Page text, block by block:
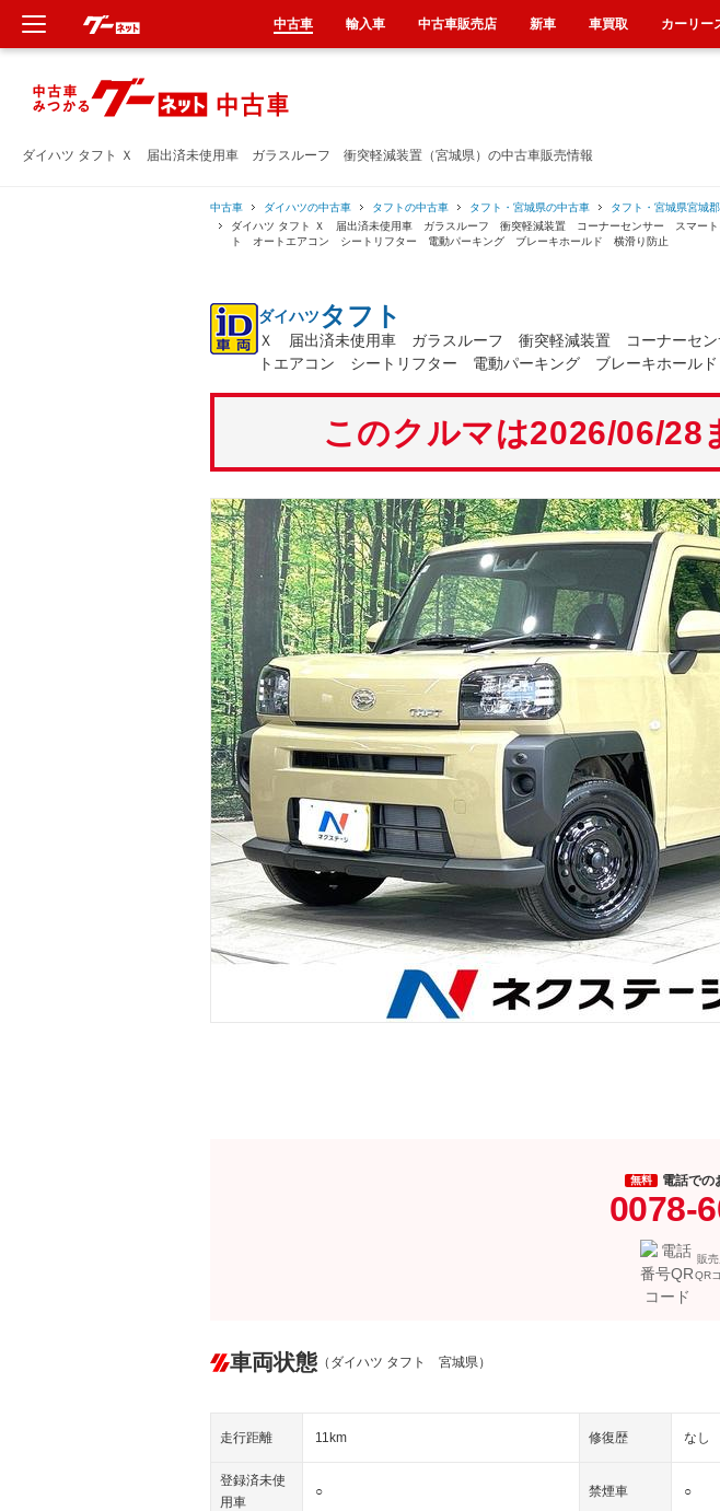
ダイハツ タフト Ｘ 届出済未使用車 ガラスルーフ 衝突軽減装置（宮城県）の中古車販売情報
中古車 ダイハツの中古車 タフトの中古車 タフト・宮城県の中古車
タフト・宮城県宮城
ダイハツ タフト Ｘ 届出済未使用車 ガラスルーフ 衝突軽減装置 コーナーセンサー スマー
ト オートエアコン シートリフター 電動パーキング ブレーキホールド 横滑り防止
ダイハツタフト
Ｘ 届出済未使用車 ガラスルーフ 衝突軽減装置 コーナーセ
トエアコン シートリフター 電動パーキング ブレーキホールド
このクルマは2026/06/28
無料 電話での
0078-
販
QR
車両状態 （ダイハツ タフト 宮城県）
走行距離 11km 修復歴 なし
登録済未使
用車
○ 禁煙車 ○
中古車 輸入車 中古車販売店 新車 車買取 カーリー
新車
中古車